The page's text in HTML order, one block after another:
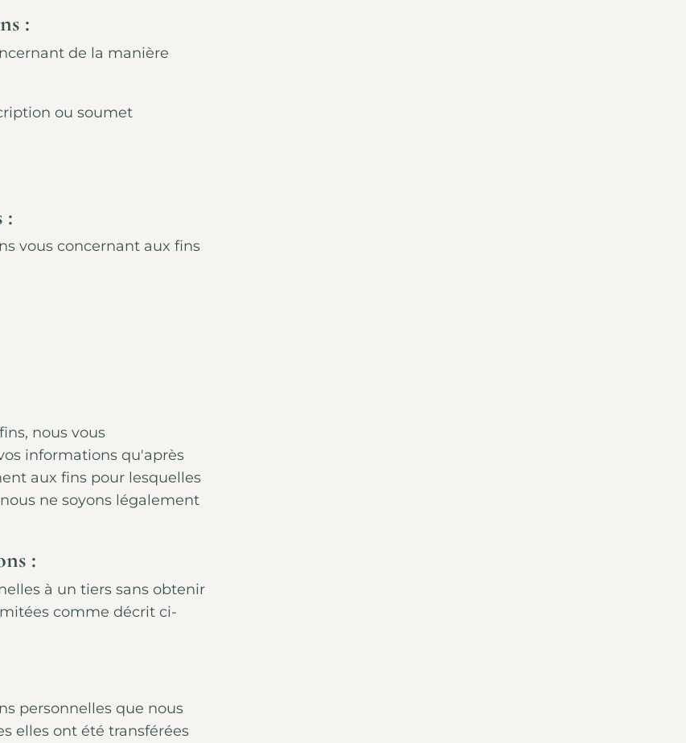
:
de la manière
ou soumet
:
vous concernant aux fins
nous vous
informations qu'après
aux fins pour lesquelles
ne soyons légalement
:
à un tiers sans obtenir
comme décrit ci-
personnelles que nous
elles ont été transférées